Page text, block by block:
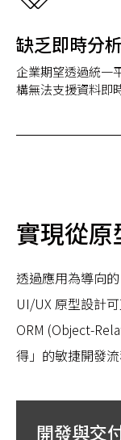
缺乏即時分
企業期望透過統一
構無法支援資料即
實現從
透過應用為導向
UI/UX 原型設計
ORM (Object-
得」的敏捷開發
開發與交